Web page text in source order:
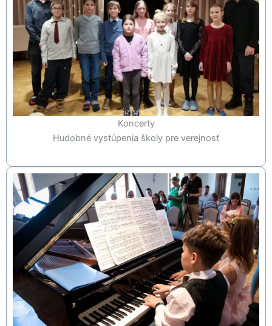
Koncerty
Hudobné vystúpenia školy pre verejnosť